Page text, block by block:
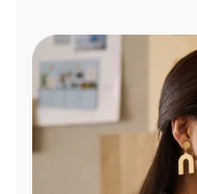
Administrar
cuenta
Encuentra
tienda